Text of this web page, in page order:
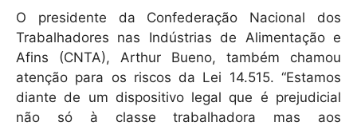
O presidente da Confederação Nacional dos
Trabalhadores nas Indústrias de Alimentação e
Afins (CNTA), Arthur Bueno, também chamou
atenção para os riscos da Lei 14.515. “Estamos
diante de um dispositivo legal que é prejudicial
não só à classe trabalhadora mas aos